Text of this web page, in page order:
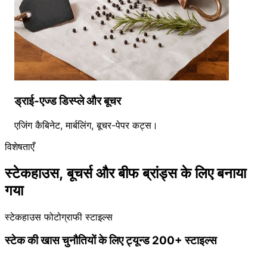
ड्राई-एज्ड डिस्प्ले और बूचर
एजिंग कैबिनेट, मार्बलिंग, बूचर-पेपर कट्स।
विशेषताएँ
स्टेकहाउस, बूचर्स और बीफ ब्रांड्स के लिए बनाया
गया
स्टेकहाउस फोटोग्राफी स्टाइल्स
स्टेक की खास चुनौतियों के लिए ट्यून्ड 200+ स्टाइल्स